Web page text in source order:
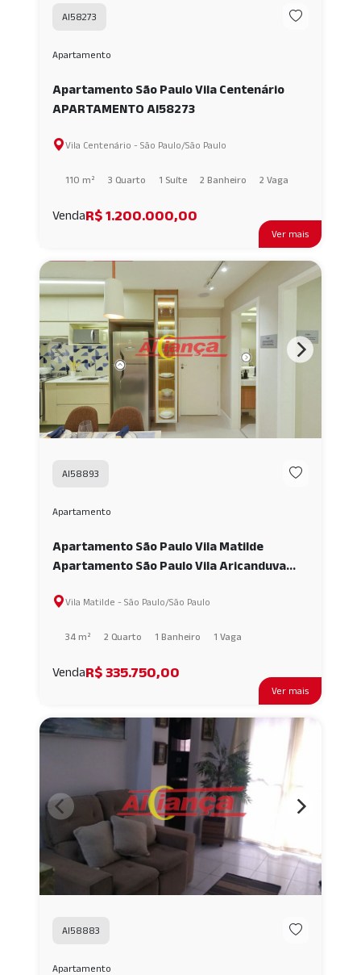
Ver mais
AI58273
Apartamento
Apartamento São Paulo Vila Centenário
APARTAMENTO AI58273
Vila Centenário - São Paulo/São Paulo
110 m² 3 Quarto 1 Suíte 2 Banheiro 2 Vaga
VendaR$ 1.200.000,00
Ver mais
AI58893
Apartamento
Apartamento São Paulo Vila Matilde
Apartamento São Paulo Vila Aricanduva
ao METRÔ AI58893
Vila Matilde - São Paulo/São Paulo
34 m² 2 Quarto 1 Banheiro 1 Vaga
VendaR$ 335.750,00
AI58883
Apartamento